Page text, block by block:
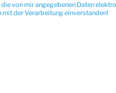
von mir angegebenen Daten
der Verarbeitung einverstanden!